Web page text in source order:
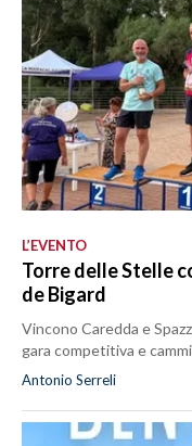
L’EVENTO
Torre delle Stelle
de Bigard
Vincono Caredda e
gara competitiva e
Antonio Serreli